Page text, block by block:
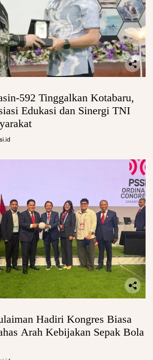
592 Tinggalkan Kotabaru,
Edukasi dan Sinergi TNI
Hadiri Kongres Biasa
Arah Kebijakan Sepak Bola